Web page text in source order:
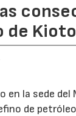
de Kioto
la sede del
de